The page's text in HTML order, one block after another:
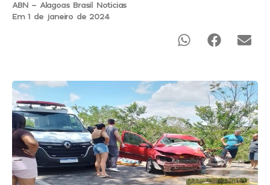
ABN - Alagoas Brasil Noticias
Em 1 de janeiro de 2024